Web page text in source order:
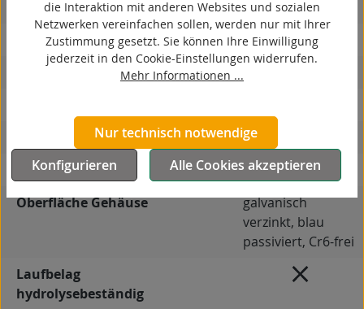
elektrisch leitfähig
korrosionsbeständig
Bockrolle
Material Gehäuse
Stahlblech
Oberfläche Gehäuse
galvanisch
verzinkt, blau
passiviert, Cr6-frei
Laufbelag
hydrolysebeständig
die Interaktion mit anderen Websites und sozialen
Netzwerken vereinfachen sollen, werden nur mit Ihrer
Zustimmung gesetzt. Sie können Ihre Einwilligung
jederzeit in den Cookie-Einstellungen widerrufen.
Mehr Informationen ...
Nur technisch notwendige
Konfigurieren
Alle Cookies akzeptieren